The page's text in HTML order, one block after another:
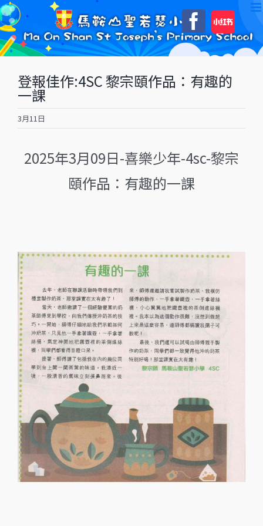
Skip
to
content
自
訂
登報佳作:4SC 黎宗頤作品：有趣的
一課
3月11日
2025年3月09日-喜樂少年-4sc-黎宗
頤作品：有趣的一課